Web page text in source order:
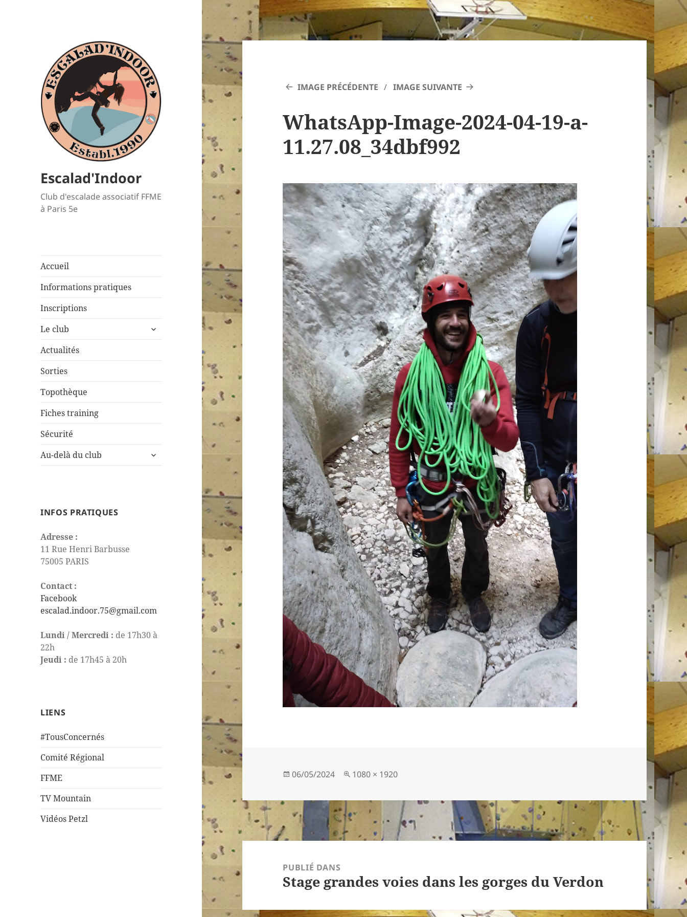
Escalad'Indoor
Club d'escalade associatif FFME
à Paris 5e
Accueil
Informations pratiques
Inscriptions
Le club
ouvrir
Actualités
Sorties
Topothèque
Fiches training
Sécurité
Au-delà du club
ouvrir
INFOS PRATIQUES
Adresse :
11 Rue Henri Barbusse
75005 PARIS
Contact :
Facebook
escalad.indoor.75@gmail.com
Lundi / Mercredi : de 17h30 à
22h
Jeudi : de 17h45 à 20h
LIENS
#TousConcernés
Comité Régional
FFME
TV Mountain
Vidéos Petzl
IMAGE PRÉCÉDENTE IMAGE SUIVANTE
WhatsApp-Image-2024-04-19-a-
11.27.08_34dbf992
Publié
06/05/2024
Taille
1080 × 1920
PUBLIÉ DANS
Stage grandes voies dans les gorges du Verdon